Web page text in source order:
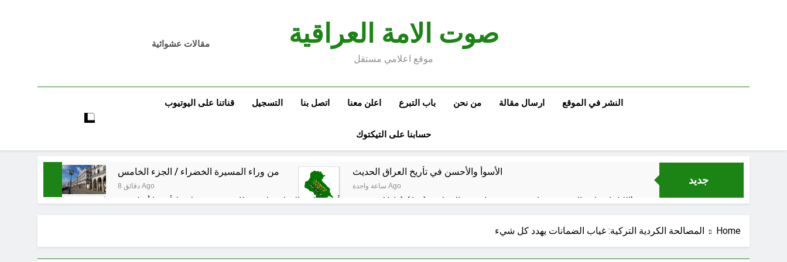
صوت الامة العراقية
موقع اعلامي مستقل
مقالات عشوائية
النشر في الموقع ارسال مقالة من نحن باب التبرع اعلن معنا اتصل بنا التسجيل قناتنا على اليوتيوب
حسابنا على التيكتوك
جديد
من وراء المسيرة الخضراء / الجزء الخامس
8 دقائق Ago
الأسوأ والأحسن في تأريخ العراق الحديث
ساعة واحدة Ago
الكاتبان باقر الزبيدي ورياض سعد يحذران من الجولاني (ح 1) (وإذا كنت فيهم فأقمت لهم الصلاة فلتقم طائفة منهم معك وليأخذوا أٍسلحتهم)
الإعلام العراقي الحر
الحشود السورية على الحدود العراقية: لماذا الآن؟ وهل العراق هو المقصود في هذه التحركات؟
Home المصالحة الكردية التركية: غياب الضمانات يهدد كل شيء